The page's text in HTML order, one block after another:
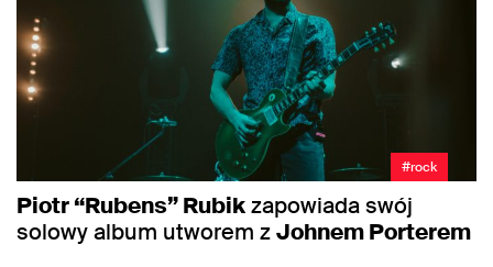
#rock
Piotr “Rubens” Rubikzapowiada swój
solowy album utworem zJohnem Porterem